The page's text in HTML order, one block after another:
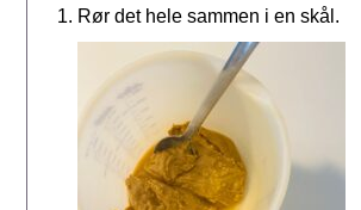
Rør det hele sammen i en skål.